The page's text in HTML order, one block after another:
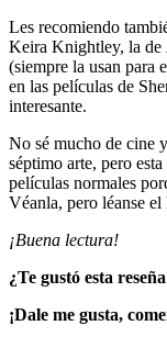
Les recomiendo
Keira Knightley, la de
(siempre la usan para
en las películas de
interesante.
No sé mucho de cine
séptimo arte, pero
películas normales
Véanla, pero léanse
¡Buena lectura!
¿Te gustó esta
¡Dale me gusta,